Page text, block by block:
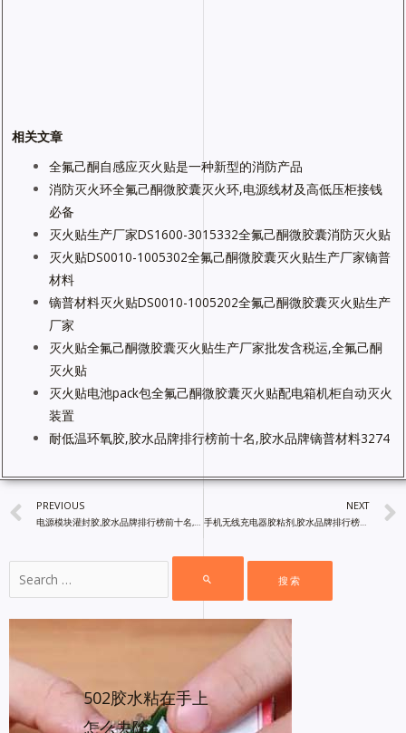
相关文章
全氟己酮自感应灭火贴是一种新型的消防产品
消防灭火环全氟己酮微胶囊灭火环,电源线材及高低压柜接钱
必备
灭火贴生产厂家DS1600-3015332全氟己酮微胶囊消防灭火贴
灭火贴DS0010-1005302全氟己酮微胶囊灭火贴生产厂家镝普
材料
镝普材料灭火贴DS0010-1005202全氟己酮微胶囊灭火贴生产
厂家
灭火贴全氟己酮微胶囊灭火贴生产厂家批发含税运,全氟己酮
灭火贴
灭火贴电池pack包全氟己酮微胶囊灭火贴配电箱机柜自动灭火
装置
耐低温环氧胶,胶水品牌排行榜前十名,胶水品牌镝普材料3274
PREVIOUS
电源模块灌封胶,胶水品牌排行榜前十名,胶粘剂厂家直销
NEXT
手机无线充电器胶粘剂,胶水品牌排行榜前十名,镝普材料
502胶水粘在手上
怎么去除